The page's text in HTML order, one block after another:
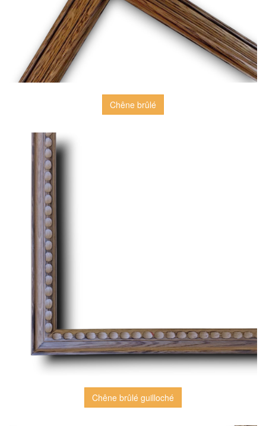
Chêne brûlé
Chêne brûlé guilloché